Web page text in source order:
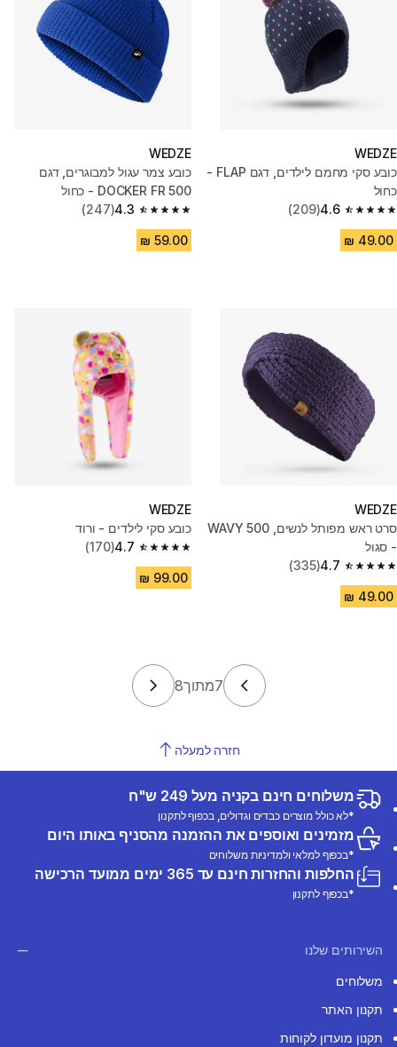
WEDZE
כובע סקי מחמם לילדים, דגם FLAP -
כחול
4.6
4.6 out of 5 stars from 209 reviews
(209)
WEDZE
כובע צמר עגול למבוגרים, דגם
DOCKER FR 500 - כחול
4.3
4.3 out of 5 stars from 247 reviews
(247)
WEDZE
סרט ראש מפותל לנשים, WAVY 500
- סגול
4.7
4.7 out of 5 stars from 335 reviews
(335)
WEDZE
כובע סקי לילדים - ורוד
4.7
4.7 out of 5 stars from 170 reviews
(170)
7מתוך8
חזרה למעלה
משלוחים חינם בקניה מעל 249 ש"ח
*לא כולל מוצרים כבדים וגדולים, בכפוף לתקנון
מזמינים ואוספים את ההזמנה מהסניף באותו היום
*בכפוף למלאי ולמדיניות משלוחים
החלפות והחזרות חינם עד 365 ימים ממועד הרכישה
*בכפוף לתקנון
השירותים שלנו
משלוחים
תקנון האתר
תקנון מועדון לקוחות